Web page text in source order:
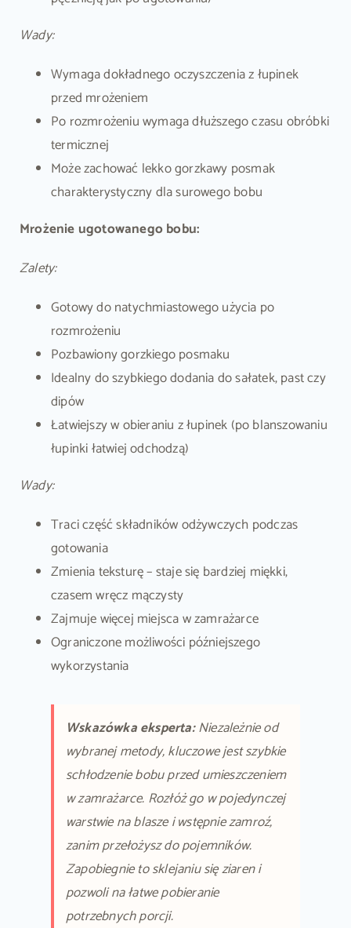
Wady:
Wymaga dokładnego oczyszczenia z łupinek
przed mrożeniem
Po rozmrożeniu wymaga dłuższego czasu obróbki
termicznej
Może zachować lekko gorzkawy posmak
charakterystyczny dla surowego bobu
Mrożenie ugotowanego bobu:
Zalety:
Gotowy do natychmiastowego użycia po
rozmrożeniu
Pozbawiony gorzkiego posmaku
Idealny do szybkiego dodania do sałatek, past czy
dipów
Łatwiejszy w obieraniu z łupinek (po blanszowaniu
łupinki łatwiej odchodzą)
Wady:
Traci część składników odżywczych podczas
gotowania
Zmienia teksturę – staje się bardziej miękki,
czasem wręcz mączysty
Zajmuje więcej miejsca w zamrażarce
Ograniczone możliwości późniejszego
wykorzystania
Wskazówka eksperta:Niezależnie od
wybranej metody, kluczowe jest szybkie
schłodzenie bobu przed umieszczeniem
w zamrażarce. Rozłóż go w pojedynczej
warstwie na blasze i wstępnie zamroź,
zanim przełożysz do pojemników.
Zapobiegnie to sklejaniu się ziaren i
pozwoli na łatwe pobieranie
potrzebnych porcji.